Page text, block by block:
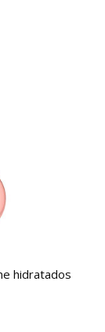
hidratados